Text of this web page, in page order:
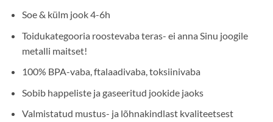
Soe & külm jook 4-6h
Toidukategooria roostevaba teras- ei anna Sinu joogile
metalli maitset!
100% BPA-vaba, ftalaadivaba, toksiinivaba
Sobib happeliste ja gaseeritud jookide jaoks
Valmistatud mustus- ja lõhnakindlast kvaliteetsest